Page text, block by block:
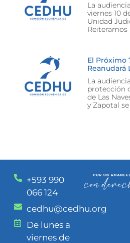
La
viernes 10
Unidad
Reiteramos
El Próximo
Reanudará
La
protección
de Las
y Zapotal se
+593 990
066 124
cedhu@cedhu.org
De lunes a
viernes de